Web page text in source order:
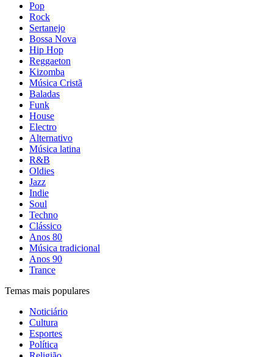
Pop
Rock
Sertanejo
Bossa Nova
Hip Hop
Reggaeton
Kizomba
Música Cristã
Baladas
Funk
House
Electro
Alternativo
Música latina
R&B
Oldies
Jazz
Indie
Soul
Techno
Clássico
Anos 80
Música tradicional
Anos 90
Trance
Temas mais populares
Noticiário
Cultura
Esportes
Política